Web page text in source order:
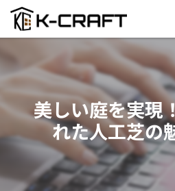
美しい庭を実現
れた人工芝の